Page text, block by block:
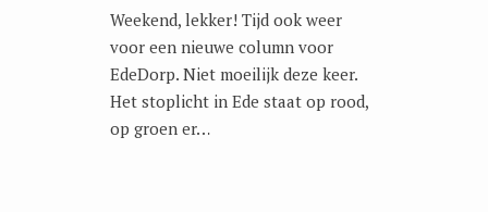
Weekend, lekker! Tijd ook weer
voor een nieuwe column voor
EdeDorp. Niet moeilijk deze keer.
Het stoplicht in Ede staat op rood,
op groen er…